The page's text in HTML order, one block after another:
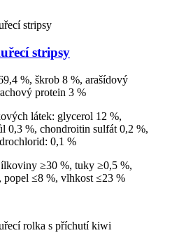
stripsy
%, škrob 8 %, arašídový
protein 3 %
látek: glycerol 12 %,
0,3 %, chondroitin sulfát 0,2 %,
0,1 %
≥30 %, tuky ≥0,5 %,
popel ≤8 %, vlhkost ≤23 %